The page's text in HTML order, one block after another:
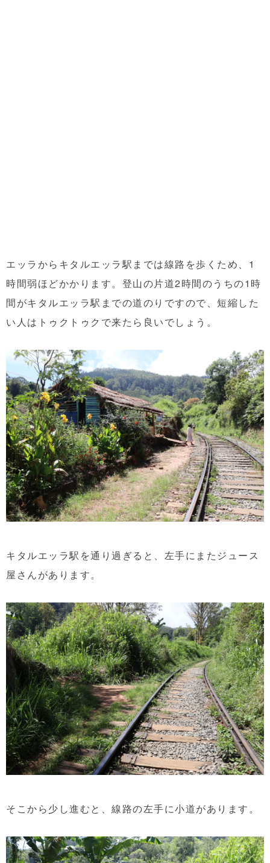
エッラからキタルエッラ駅までは線路を歩くため、1
時間弱ほどかかります。登山の片道2時間のうちの1時
間がキタルエッラ駅までの道のりですので、短縮した
い人はトゥクトゥクで来たら良いでしょう。
キタルエッラ駅を通り過ぎると、左手にまたジュース
屋さんがあります。
そこから少し進むと、線路の左手に小道があります。